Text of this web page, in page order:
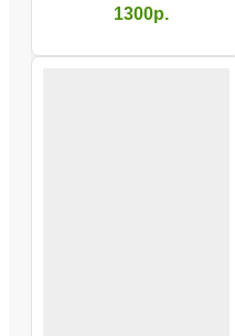
серый (Крейт)
1300р.